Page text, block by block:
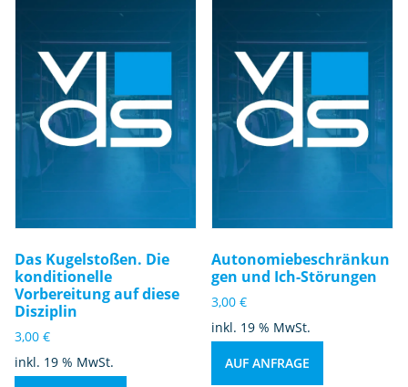
Das Kugelstoßen. Die
konditionelle
Vorbereitung auf diese
Disziplin
3,00 €
inkl. 19 % MwSt.
Autonomiebeschränkun
gen und Ich-Störungen
3,00€
inkl. 19 % MwSt.
AUF ANFRAGE